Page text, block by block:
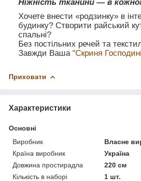
Ніжність тканини — в
Хочете внести «родзинку» в
будинку? Створити райський
спальні?
Без постільних речей та
Завжди Ваша "Скриня
Приховати
Характеристики
Основні
Виробник
Власне
Країна виробник
Україна
Довжина простирадла
220 см
Кількість в наборі
1 шт.